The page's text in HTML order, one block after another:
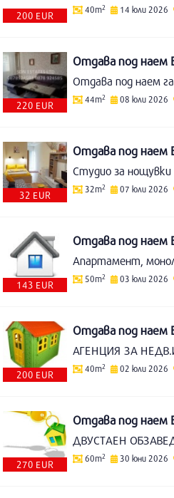
200 EUR
40m2 14 юли 2026
220 EUR
Отдава под наем
44m2 08 юли 2026
32 EUR
Отдава под наем
32m2 07 юли 2026
143 EUR
Отдава под наем
50m2 03 юли 2026
200 EUR
Отдава под наем
АГЕНЦИЯ ЗА
40m2 02 юли 2026
270 EUR
Отдава под наем
60m2 30 юни 2026